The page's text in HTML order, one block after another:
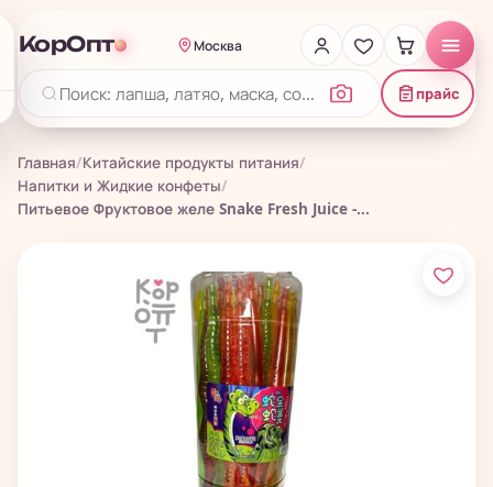
КорОпт Москва
прайс
Главная/Китайские продукты питания/
Напитки и Жидкие конфеты/
Питьевое Фруктовое желе Snake Fresh Juice -...